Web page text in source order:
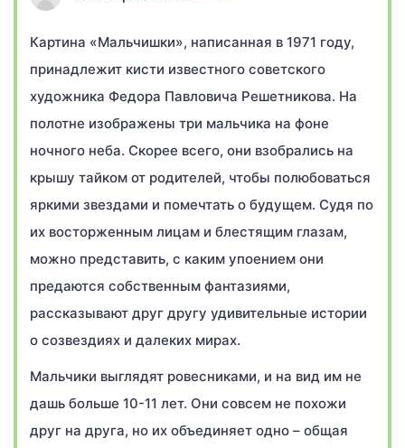
Картина «Мальчишки», написанная в 1971 году,
принадлежит кисти известного советского
художника Федора Павловича Решетникова. На
полотне изображены три мальчика на фоне
ночного неба. Скорее всего, они взобрались на
крышу тайком от родителей, чтобы полюбоваться
яркими звездами и помечтать о будущем. Судя по
их восторженным лицам и блестящим глазам,
можно представить, с каким упоением они
предаются собственным фантазиями,
рассказывают друг другу удивительные истории
о созвездиях и далеких мирах.
Мальчики выглядят ровесниками, и на вид им не
дашь больше 10-11 лет. Они совсем не похожи
друг на друга, но их объединяет одно – общая